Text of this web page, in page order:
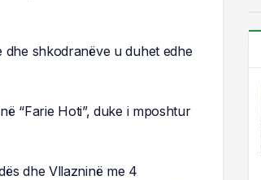
shkodranëve u duhet edhe
“Farie Hoti”, duke i mposhtur
dhe Vllazninë me 4